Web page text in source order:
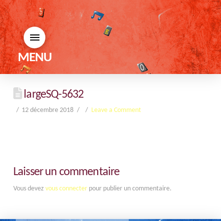
MENU
largeSQ-5632
12 décembre 2018 Leave a Comment
Laisser un commentaire
Vous devez vous connecterpour publier un commentaire.